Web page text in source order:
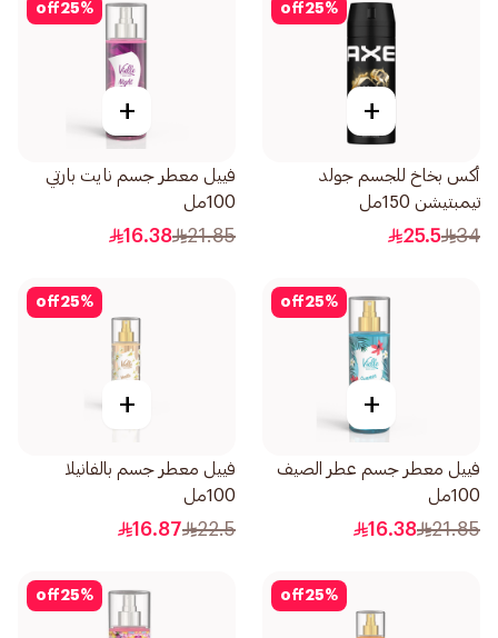
25%
off
+
أكس بخاخ للجسم جولد
تيمبتيشن 150مل
34
25.5
25%
off
+
فييل معطر جسم نايت بارتي
100مل
21.85
16.38
25%
off
+
فييل معطر جسم عطر الصيف
100مل
21.85
16.38
25%
off
+
فييل معطر جسم بالفانيلا
100مل
22.5
16.87
25%
off
25%
off